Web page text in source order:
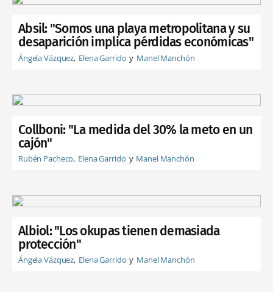
Absil: "Somos una playa metropolitana y su
desaparición implica pérdidas económicas"
Ángela Vázquez Elena Garrido Manel Manchón
Collboni: "La medida del 30% la meto en un
cajón"
Rubén Pacheco Elena Garrido Manel Manchón
Albiol: "Los okupas tienen demasiada
protección"
Ángela Vázquez Elena Garrido Manel Manchón